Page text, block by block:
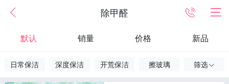
除甲醛
默认 销量 价格 新品
日常保洁 深度保洁 开荒保洁 擦玻璃 筛选